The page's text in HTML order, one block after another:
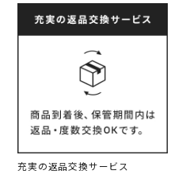
充実の返品交換サービス